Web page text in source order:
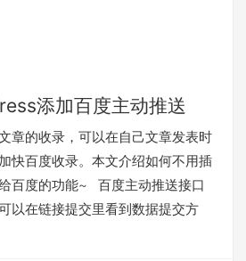
添加百度主动推送
章的收录，可以在自己文章发表时
快百度收录。本文介绍如何不用插
百度的功能~ 百度主动推送接口
以在链接提交里看到数据提交方